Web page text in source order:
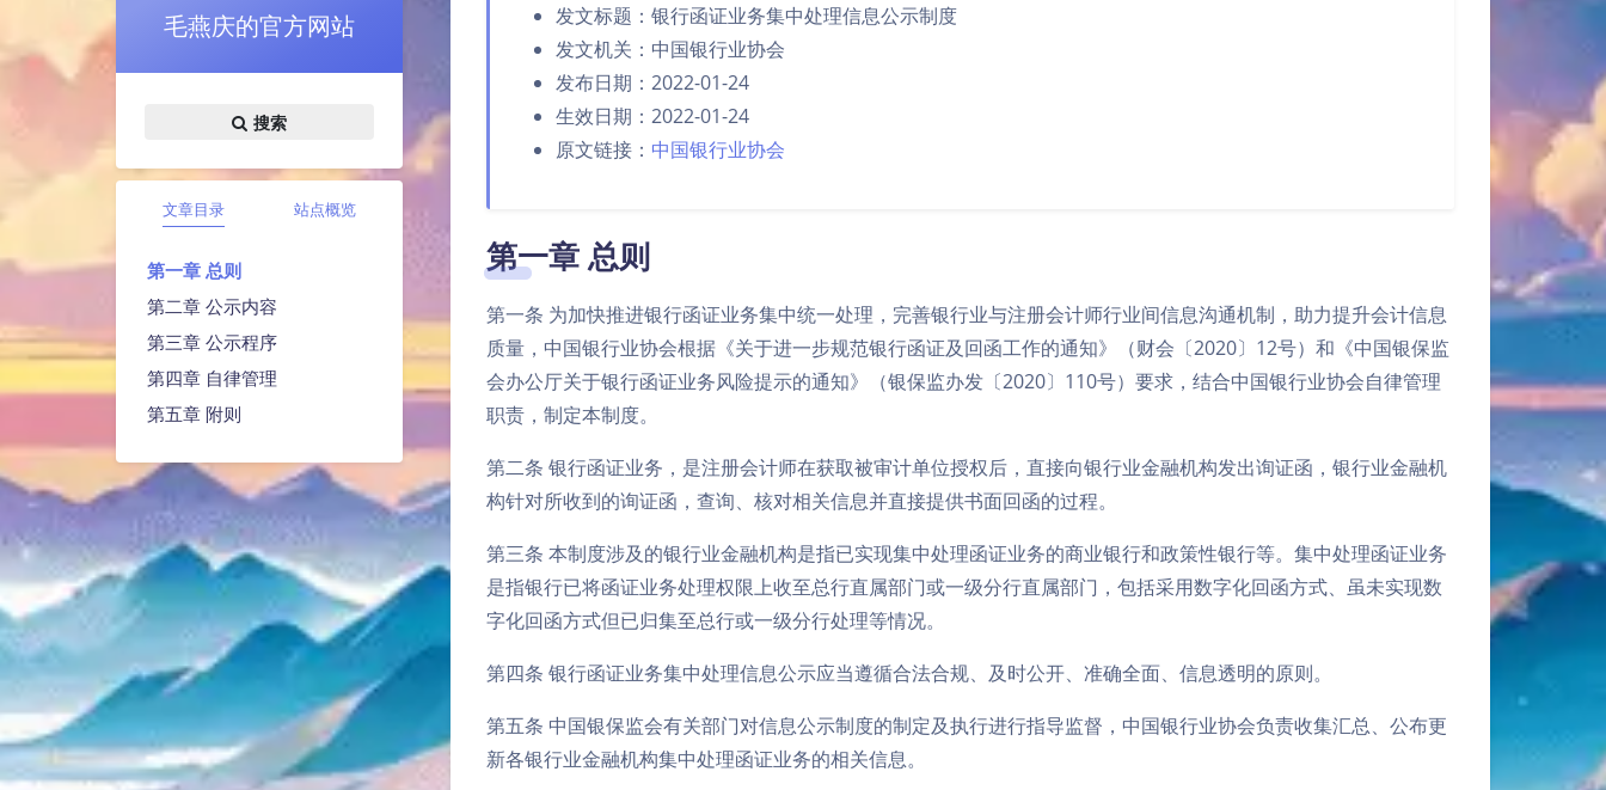
毛燕庆的官方网站
搜索
文章目录 站点概览
第一章 总则
第二章 公示内容
第三章 公示程序
第四章 自律管理
第五章 附则
发文标题：银行函证业务集中处理信息公示制度
发文机关：中国银行业协会
发布日期：2022-01-24
生效日期：2022-01-24
原文链接： 中国银行业协会
第一章 总则
第一条 为加快推进银行函证业务集中统一处理，完善银行业与注册会计师行业间信息沟通机制，助力提升会计信息
质量，中国银行业协会根据《关于进一步规范银行函证及回函工作的通知》（财会〔2020〕12号）和《中国银保监
会办公厅关于银行函证业务风险提示的通知》（银保监办发〔2020〕110号）要求，结合中国银行业协会自律管理
职责，制定本制度。
第二条 银行函证业务，是注册会计师在获取被审计单位授权后，直接向银行业金融机构发出询证函，银行业金融机
构针对所收到的询证函，查询、核对相关信息并直接提供书面回函的过程。
第三条 本制度涉及的银行业金融机构是指已实现集中处理函证业务的商业银行和政策性银行等。集中处理函证业务
是指银行已将函证业务处理权限上收至总行直属部门或一级分行直属部门，包括采用数字化回函方式、虽未实现数
字化回函方式但已归集至总行或一级分行处理等情况。
第四条 银行函证业务集中处理信息公示应当遵循合法合规、及时公开、准确全面、信息透明的原则。
第五条 中国银保监会有关部门对信息公示制度的制定及执行进行指导监督，中国银行业协会负责收集汇总、公布更
新各银行业金融机构集中处理函证业务的相关信息。